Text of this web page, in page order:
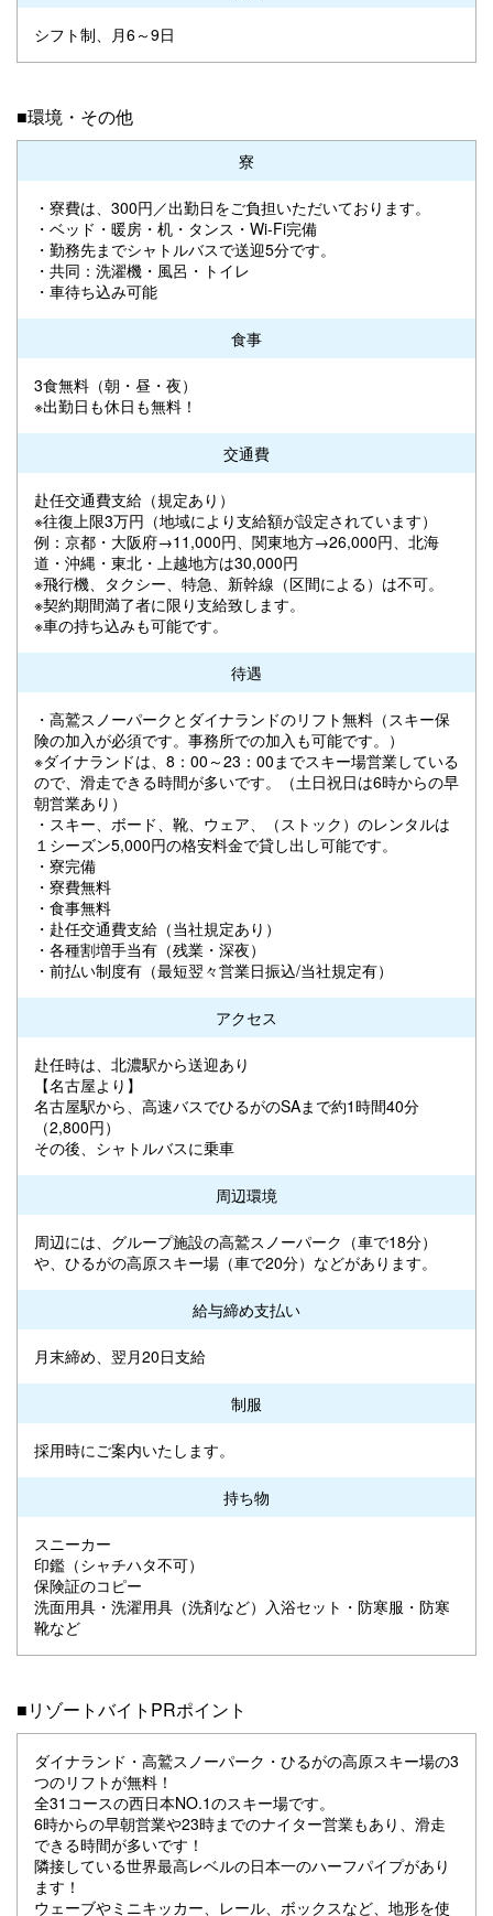
シフト制、月6～9日
■環境・その他
寮
・寮費は、300円／出勤日をご負担いただいております。
・ベッド・暖房・机・タンス・Wi-Fi完備
・勤務先までシャトルバスで送迎5分です。
・共同：洗濯機・風呂・トイレ
・車待ち込み可能
食事
3食無料（朝・昼・夜）
※出勤日も休日も無料！
交通費
赴任交通費支給（規定あり）
※往復上限3万円（地域により支給額が設定されています）
例：京都・大阪府→11,000円、関東地方→26,000円、北海
道・沖縄・東北・上越地方は30,000円
※飛行機、タクシー、特急、新幹線（区間による）は不可。
※契約期間満了者に限り支給致します。
※車の持ち込みも可能です。
待遇
・高鷲スノーパークとダイナランドのリフト無料（スキー保
険の加入が必須です。事務所での加入も可能です。）
※ダイナランドは、8：00～23：00までスキー場営業している
ので、滑走できる時間が多いです。（土日祝日は6時からの早
朝営業あり）
・スキー、ボード、靴、ウェア、（ストック）のレンタルは
１シーズン5,000円の格安料金で貸し出し可能です。
・寮完備
・寮費無料
・食事無料
・赴任交通費支給（当社規定あり）
・各種割増手当有（残業・深夜）
・前払い制度有（最短翌々営業日振込/当社規定有）
アクセス
赴任時は、北濃駅から送迎あり
【名古屋より】
名古屋駅から、高速バスでひるがのSAまで約1時間40分
（2,800円）
その後、シャトルバスに乗車
周辺環境
周辺には、グループ施設の高鷲スノーパーク（車で18分）
や、ひるがの高原スキー場（車で20分）などがあります。
給与締め支払い
月末締め、翌月20日支給
制服
採用時にご案内いたします。
持ち物
スニーカー
印鑑（シャチハタ不可）
保険証のコピー
洗面用具・洗濯用具（洗剤など）入浴セット・防寒服・防寒
靴など
■リゾートバイトPRポイント
ダイナランド・高鷲スノーパーク・ひるがの高原スキー場の3
つのリフトが無料！
全31コースの西日本NO.1のスキー場です。
6時からの早朝営業や23時までのナイター営業もあり、滑走
できる時間が多いです！
隣接している世界最高レベルの日本一のハーフパイプがあり
ます！
ウェーブやミニキッカー、レール、ボックスなど、地形を使